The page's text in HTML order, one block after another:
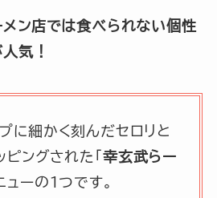
ン店では食べられない個性
気！
に細かく刻んだセロリと
ピングされた「 幸玄武らー
ューの1つです。